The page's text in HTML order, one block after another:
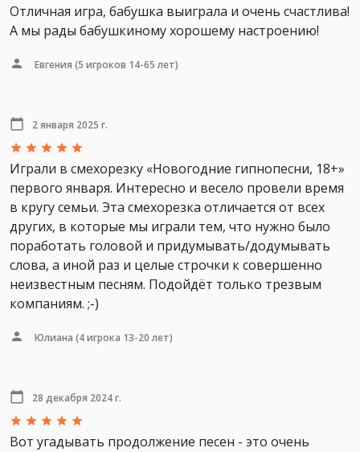
Отличная игра, бабушка выиграла и очень счастлива!
А мы рады бабушкиному хорошему настроению!
Евгения (5 игроков 14-65 лет)
2 января 2025 г.
Играли в смехорезку «Новогодние гипнопесни, 18+»
первого января. Интересно и весело провели время
в кругу семьи. Эта смехорезка отличается от всех
других, в которые мы играли тем, что нужно было
поработать головой и придумывать/додумывать
слова, а иной раз и целые строчки к совершенно
неизвестным песням. Подойдёт только трезвым
компаниям. ;-)
Юлиана (4 игрока 13-20 лет)
28 декабря 2024 г.
Вот угадывать продолжение песен - это очень